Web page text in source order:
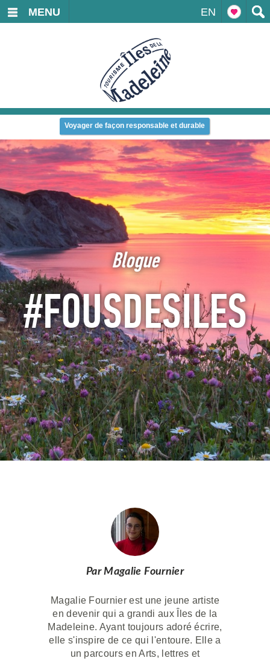
EN
MENU
Voyager de façon responsable et durable
Blogue
#FOUSDESILES
Par Magalie Fournier
Magalie Fournier est une jeune artiste
en devenir qui a grandi aux Îles de la
Madeleine. Ayant toujours adoré écrire,
elle s'inspire de ce qui l'entoure. Elle a
un parcours en Arts, lettres et